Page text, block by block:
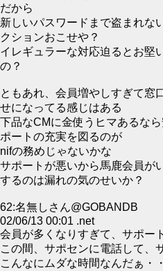
だから
新しいパスワードまで盗まれな
クションおこせや？
イレギュラーな対応迫るとお堅
の？
ともあれ、会員増やしすぎて窓
せになってる感じはある
下品なCMに金使うヒマあるな
ポートの充実を図るのが
nifの務めじゃないかな
サポートが悪いから馬鹿会員が
するのは漏れの気のせいか？
62:名無しさん@GOBANDB
02/06/13 00:01 .net
会員が多くなりすぎて、サポー
この間、サポセンに電話して、
こんなにムダな時間なんだぁ・